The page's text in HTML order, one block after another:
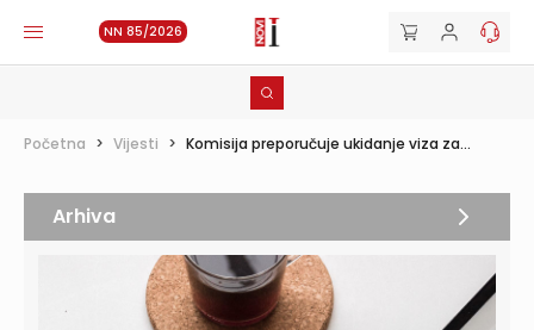
NN 85/2026
Početna > Vijesti > Komisija preporučuje ukidanje viza za...
Arhiva